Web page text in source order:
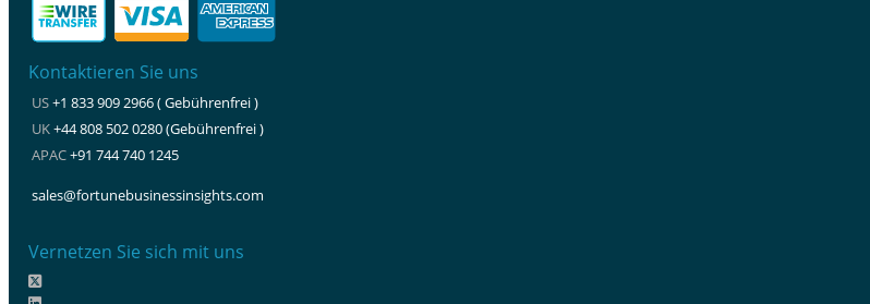
Kontaktieren Sie uns
US+1 833 909 2966 ( Gebührenfrei )
UK+44 808 502 0280 (Gebührenfrei )
APAC+91 744 740 1245
sales@fortunebusinessinsights.com
Vernetzen Sie sich mit uns